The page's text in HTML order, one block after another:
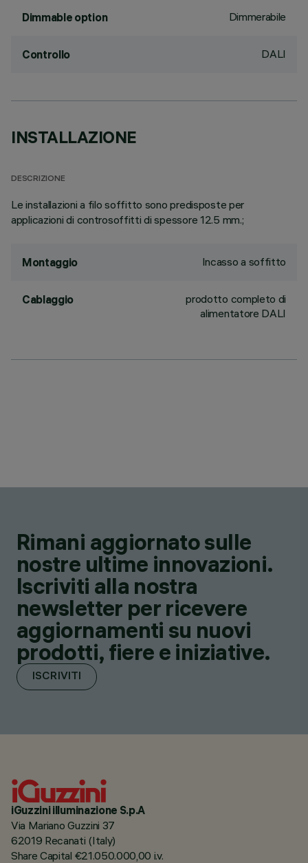
Dimmable option Dimmerabile
Controllo DALI
INSTALLAZIONE
DESCRIZIONE
Le installazioni a filo soffitto sono predisposte per
applicazioni di controsoffitti di spessore 12.5 mm.;
Montaggio Incasso a soffitto
Cablaggio
prodotto completo di
alimentatore DALI
Rimani aggiornato sulle
nostre ultime innovazioni.
Iscriviti alla nostra
newsletter per ricevere
aggiornamenti su nuovi
prodotti, fiere e iniziative.
ISCRIVITI
iGuzzini illuminazione S.p.A
Via Mariano Guzzini 37
62019 Recanati (Italy)
Share Capital €21.050.000,00 i.v.